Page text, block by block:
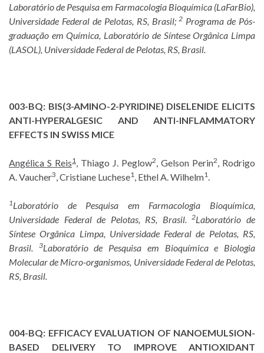
Laboratório de Pesquisa em Farmacologia Bioquímica (LaFarBio),
Universidade Federal de Pelotas, RS, Brasil; 2 Programa de Pós-
graduação em Química, Laboratório de Síntese Orgânica Limpa
(LASOL), Universidade Federal de Pelotas, RS, Brasil.
003-BQ: BIS(3-AMINO-2-PYRIDINE) DISELENIDE ELICITS
ANTI-HYPERALGESIC AND ANTI-INFLAMMATORY
EFFECTS IN SWISS MICE
Angélica S Reis1 , Thiago J. Peglow2 , Gelson Perin2
, Rodrigo
A. Vaucher3 , Cristiane Luchese1 , Ethel A. Wilhelm1
1Laboratório de Pesquisa em Farmacologia Bioquímica,
Universidade Federal de Pelotas, RS, Brasil.2Laboratório de
Síntese Orgânica Limpa, Universidade Federal de Pelotas, RS,
Brasil.
3Laboratório de Pesquisa em Bioquímica e Biologia
Molecular de Micro-organismos, Universidade Federal de Pelotas,
RS, Brasil.
004-BQ: EFFICACY EVALUATION OF NANOEMULSION-
BASED DELIVERY TO IMPROVE ANTIOXIDANT